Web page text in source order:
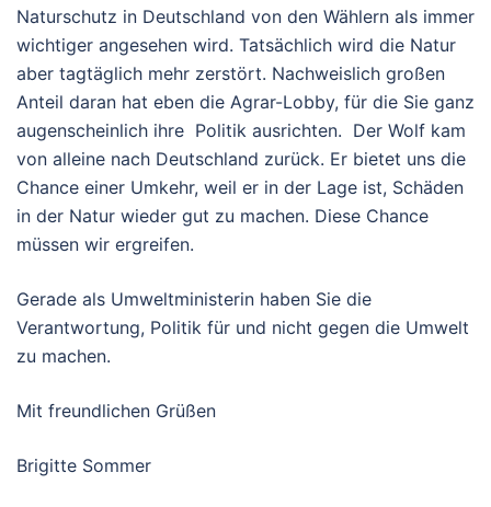
Naturschutz in Deutschland von den Wählern als immer
wichtiger angesehen wird. Tatsächlich wird die Natur
aber tagtäglich mehr zerstört. Nachweislich großen
Anteil daran hat eben die Agrar-Lobby, für die Sie ganz
augenscheinlich ihre Politik ausrichten. Der Wolf kam
von alleine nach Deutschland zurück. Er bietet uns die
Chance einer Umkehr, weil er in der Lage ist, Schäden
in der Natur wieder gut zu machen. Diese Chance
müssen wir ergreifen.
Gerade als Umweltministerin haben Sie die
Verantwortung, Politik für und nicht gegen die Umwelt
zu machen.
Mit freundlichen Grüßen
Brigitte Sommer